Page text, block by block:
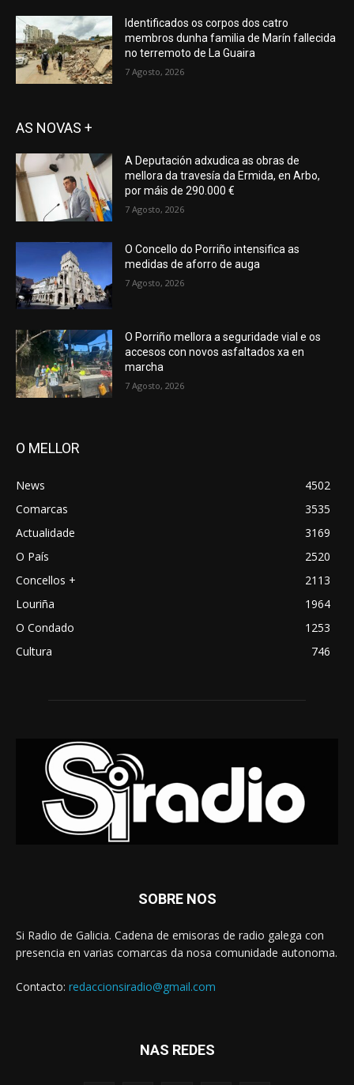
Identificados os corpos dos catro
membros dunha familia de Marín fallecida
no terremoto de La Guaira
7 Agosto, 2026
AS NOVAS +
A Deputación adxudica as obras de
mellora da travesía da Ermida, en Arbo,
por máis de 290.000 €
7 Agosto, 2026
O Concello do Porriño intensifica as
medidas de aforro de auga
7 Agosto, 2026
O Porriño mellora a seguridade vial e os
accesos con novos asfaltados xa en
marcha
7 Agosto, 2026
O MELLOR
News
4502
Comarcas
3535
Actualidade
3169
O País
2520
Concellos +
2113
Louriña
1964
O Condado
1253
Cultura
746
SOBRE NOS
Si Radio de Galicia. Cadena de emisoras de radio galega con
presencia en varias comarcas da nosa comunidade autonoma.
Contacto: redaccionsiradio@gmail.com
NAS REDES